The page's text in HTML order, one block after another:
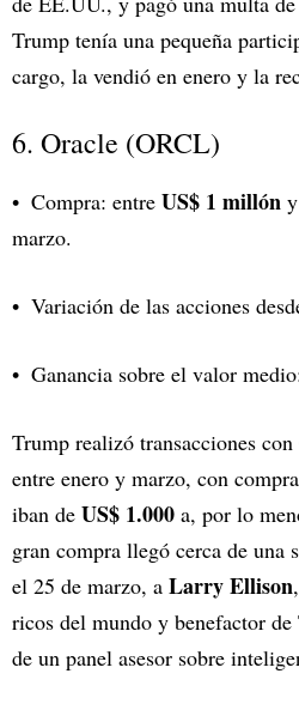
Trump tenía una pequeña
cargo, la vendió en enero y la
6. Oracle (ORCL)
Compra: entre US$ 1 millón y
marzo.
Variación de las acciones
Ganancia sobre el valor
Trump realizó transacciones
entre enero y marzo, con
iban de US$ 1.000 a, por lo
gran compra llegó cerca de una
el 25 de marzo, a Larry Ellison
ricos del mundo y benefactor
de un panel asesor sobre